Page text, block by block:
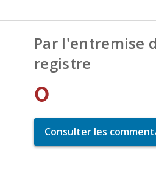
Par l'entremise
registre
0
Consulter les